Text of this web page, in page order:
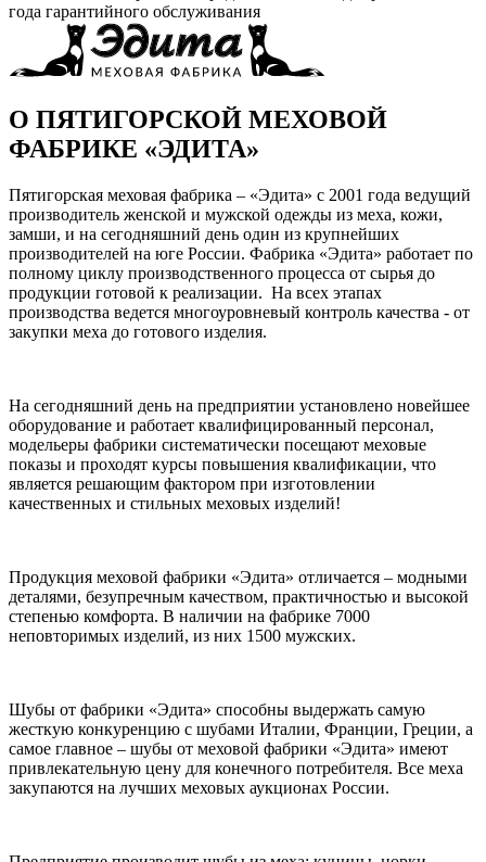
года гарантийного обслуживания
О ПЯТИГОРСКОЙ МЕХОВОЙ
ФАБРИКЕ «ЭДИТА»
Пятигорская меховая фабрика – «Эдита» с 2001 года ведущий
производитель женской и мужской одежды из меха, кожи,
замши, и на сегодняшний день один из крупнейших
производителей на юге России. Фабрика «Эдита» работает по
полному циклу производственного процесса от сырья до
продукции готовой к реализации. На всех этапах
производства ведется многоуровневый контроль качества - от
закупки меха до готового изделия.
На сегодняшний день на предприятии установлено новейшее
оборудование и работает квалифицированный персонал,
модельеры фабрики систематически посещают меховые
показы и проходят курсы повышения квалификации, что
является решающим фактором при изготовлении
качественных и стильных меховых изделий!
Продукция меховой фабрики «Эдита» отличается – модными
деталями, безупречным качеством, практичностью и высокой
степенью комфорта. В наличии на фабрике 7000
неповторимых изделий, из них 1500 мужских.
Шубы от фабрики «Эдита» способны выдержать самую
жесткую конкуренцию с шубами Италии, Франции, Греции, а
самое главное – шубы от меховой фабрики «Эдита» имеют
привлекательную цену для конечного потребителя. Все меха
закупаются на лучших меховых аукционах России.